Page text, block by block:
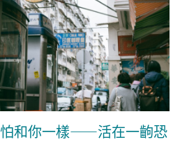
和你一樣——活在一齣恐